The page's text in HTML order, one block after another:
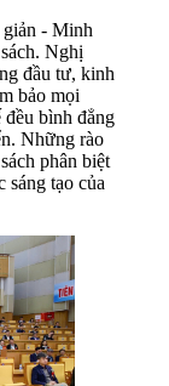
- Minh
Nghị
đầu tư, kinh
bảo mọi
đều bình đẳng
Những rào
phân biệt
sáng tạo của